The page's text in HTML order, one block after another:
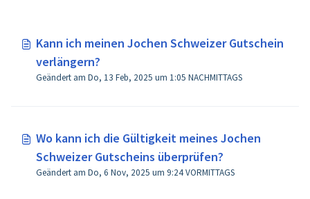
Kann ich meinen Jochen Schweizer Gutschein
verlängern?
Geändert am Do, 13 Feb, 2025 um 1:05 NACHMITTAGS
Wo kann ich die Gültigkeit meines Jochen
Schweizer Gutscheins überprüfen?
Geändert am Do, 6 Nov, 2025 um 9:24 VORMITTAGS